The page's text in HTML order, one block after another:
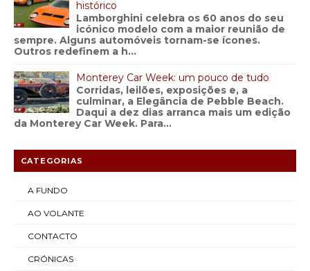
histórico
Lamborghini celebra os 60 anos do seu
icónico modelo com a maior reunião de
sempre. Alguns automóveis tornam-se ícones.
Outros redefinem a h...
Monterey Car Week: um pouco de tudo
Corridas, leilões, exposições e, a
culminar, a Elegância de Pebble Beach.
Daqui a dez dias arranca mais um edição
da Monterey Car Week. Para...
CATEGORIAS
A FUNDO
AO VOLANTE
CONTACTO
CRÓNICAS